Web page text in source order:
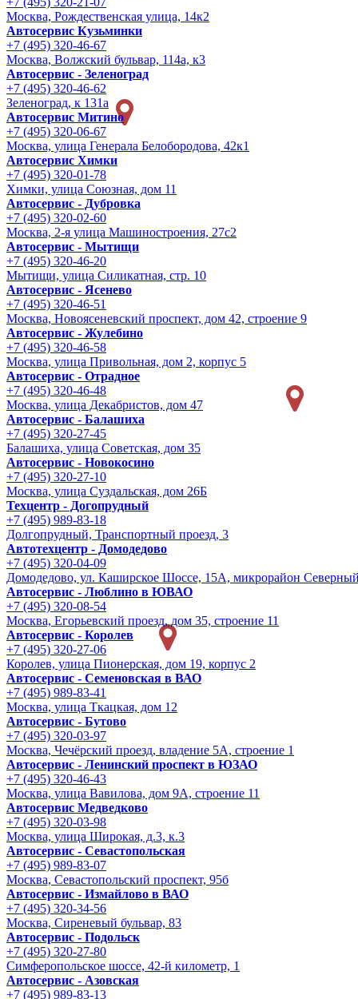
Москва, Рождественская улица, 14к2
Автосервис Кузьминки
+7 (495) 320-46-67
Москва, Волжский бульвар, 114а, к3
Автосервис - Зеленоград
+7 (495) 320-46-62
Зеленоград, к 131а
Автосервис Митино
+7 (495) 320-06-67
Москва, улица Генерала Белобородова, 42к1
Автосервис Химки
+7 (495) 320-01-78
Химки, улица Союзная, дом 11
Автосервис - Дубровка
+7 (495) 320-02-60
Москва, 2-я улица Машиностроения, 27с2
Автосервис - Мытищи
+7 (495) 320-46-20
Мытищи, улица Силикатная, стр. 10
Автосервис - Ясенево
+7 (495) 320-46-51
Москва, Новоясеневский проспект, дом 42, строение 9
Автосервис - Жулебино
+7 (495) 320-46-58
Москва, улица Привольная, дом 2, корпус 5
Автосервис - Отрадное
+7 (495) 320-46-48
Москва, улица Декабристов, дом 47
Автосервис - Балашиха
+7 (495) 320-27-45
Балашиха, улица Советская, дом 35
Автосервис - Новокосино
+7 (495) 320-27-10
Москва, улица Суздальская, дом 26Б
Техцентр - Догопрудный
+7 (495) 989-83-18
Долгопрудный, Транспортный проезд, 3
Автотехцентр - Домодедово
+7 (495) 320-04-09
Домодедово, ул. Каширское Шоссе, 15А, микрорайон
Автосервис - Люблино в ЮВАО
+7 (495) 320-08-54
Москва, Егорьевский проезд, дом 35, строение 11
Автосервис - Королев
+7 (495) 320-27-06
Королев, улица Пионерская, дом 19, корпус 2
Автосервис - Семеновская в ВАО
+7 (495) 989-83-41
Москва, улица Ткацкая, дом 12
Автосервис - Бутово
+7 (495) 320-03-97
Москва, Чечёрский проезд, владение 5А, строение 1
Автосервис - Ленинский проспект в ЮЗАО
+7 (495) 320-46-43
Москва, улица Вавилова, дом 9A, строение 11
Автосервис Медведково
+7 (495) 320-03-98
Москва, улица Широкая, д.3, к.3
Автосервис - Cевастопольская
+7 (495) 989-83-07
Москва, Севастопольский проспект, 95б
Автосервис - Измайлово в ВАО
+7 (495) 320-34-56
Москва, Сиреневый бульвар, 83
Автосервис - Подольск
+7 (495) 320-27-80
Симферопольское шоссе, 42-й километр, 1
Автосервис - Азовская
+7 (495) 989-83-13